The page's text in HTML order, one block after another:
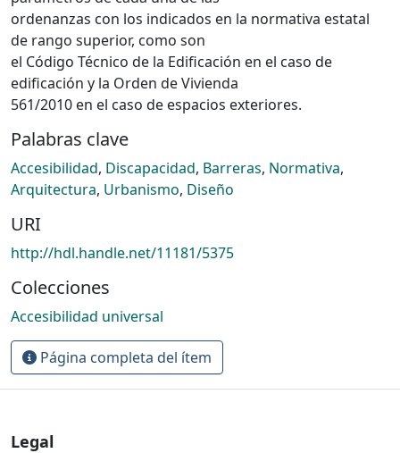
ordenanzas con los indicados en la normativa estatal
de rango superior, como son
el Código Técnico de la Edificación en el caso de
edificación y la Orden de Vivienda
561/2010 en el caso de espacios exteriores.
Palabras clave
Accesibilidad, Discapacidad, Barreras, Normativa,
Arquitectura, Urbanismo, Diseño
URI
http://hdl.handle.net/11181/5375
Colecciones
Accesibilidad universal
Página completa del ítem
Legal